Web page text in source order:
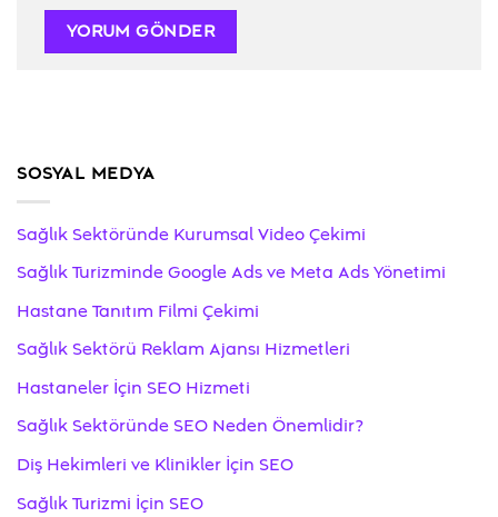
SOSYAL MEDYA
Sağlık Sektöründe Kurumsal Video Çekimi
Sağlık Turizminde Google Ads ve Meta Ads Yönetimi
Hastane Tanıtım Filmi Çekimi
Sağlık Sektörü Reklam Ajansı Hizmetleri
Hastaneler İçin SEO Hizmeti
Sağlık Sektöründe SEO Neden Önemlidir?
Diş Hekimleri ve Klinikler İçin SEO
Sağlık Turizmi İçin SEO